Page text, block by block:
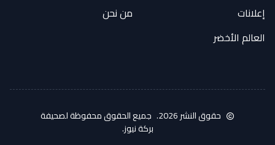
إعلانات
من نحن
العالم الأخضر
حقوق النشر 2026.
جميع الحقوق محفوظة لصحيفة
بركة نيوز.